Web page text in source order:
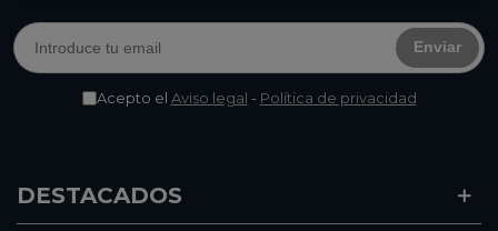
Enviar
Acepto el Aviso legal - Política de privacidad
DESTACADOS